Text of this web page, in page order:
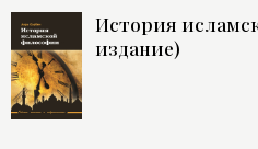
История
издание)